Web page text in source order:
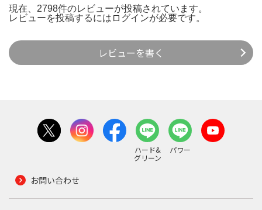
現在、2798件のレビューが投稿されています。
レビューを投稿するには ログインが必要です。
レビューを書く
ハード&
グリーン
パワー
お問い合わせ